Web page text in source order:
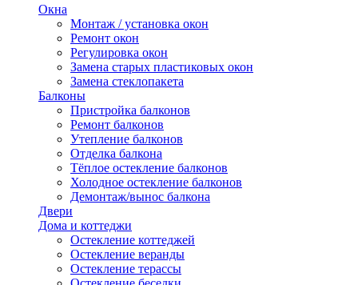
Окна
Монтаж / установка окон
Ремонт окон
Регулировка окон
Замена старых пластиковых окон
Замена стеклопакета
Балконы
Пристройка балконов
Ремонт балконов
Утепление балконов
Отделка балкона
Тёплое остекление балконов
Холодное остекление балконов
Демонтаж/вынос балкона
Двери
Дома и коттеджи
Остекление коттеджей
Остекление веранды
Остекление терассы